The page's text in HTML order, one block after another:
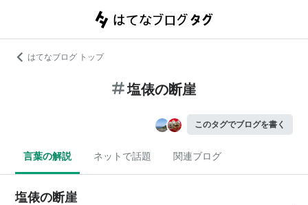
はてなブログ トップ
塩俵の断崖
このタグでブログを書く
言葉の解説 ネットで話題 関連ブログ
塩俵の断崖